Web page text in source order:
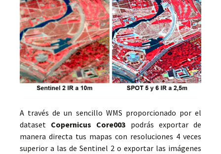
A través de un sencillo WMS proporcionado por el
dataset Copernicus Core003 podrás exportar de
manera directa tus mapas con resoluciones 4 veces
superior a las de Sentinel 2 o exportar las imágenes